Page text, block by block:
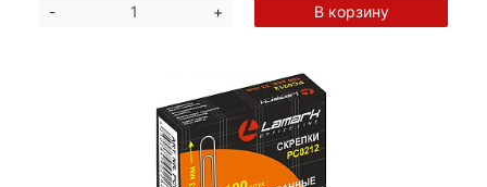
- + В корзину